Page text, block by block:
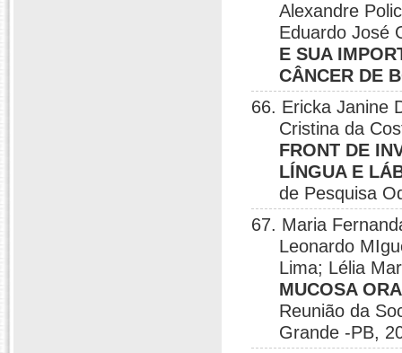
Alexandre
Eduardo José
E SUA
CÂNCER DE
66. Ericka Janine
Cristina da
FRONT DE
LÍNGUA E
de Pesquisa
67. Maria
Leonardo
Lima; Lélia
MUCOSA
Reunião da
Grande -PB,